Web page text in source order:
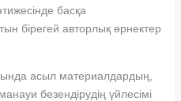
басқа
бірегей авторлық өрнектер
асыл материалдардың,
безендірудің үйлесімі